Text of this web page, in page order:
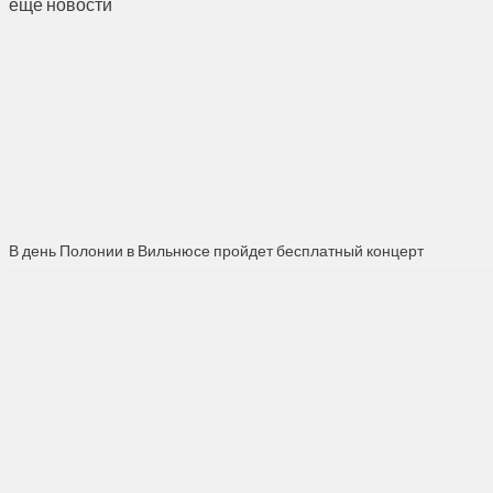
В день Полонии в Вильнюсе пройдет бесплатный концерт